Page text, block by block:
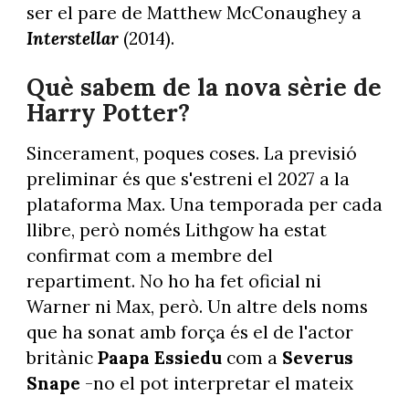
ser el pare de Matthew McConaughey a
Interstellar (2014).
Què sabem de la nova sèrie de
Harry Potter?
Sincerament, poques coses. La previsió
preliminar és que s'estreni el 2027 a la
plataforma Max. Una temporada per cada
llibre, però només Lithgow ha estat
confirmat com a membre del
repartiment. No ho ha fet oficial ni
Warner ni Max, però. Un altre dels noms
que ha sonat amb força és el de l'actor
britànic Paapa Essieducom a Severus
Snape -no el pot interpretar el mateix